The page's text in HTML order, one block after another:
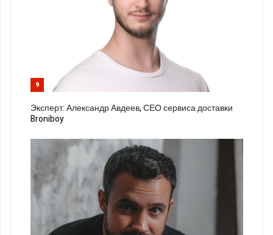
9
Эксперт: Александр Авдеев, СЕО сервиса доставки
Broniboy